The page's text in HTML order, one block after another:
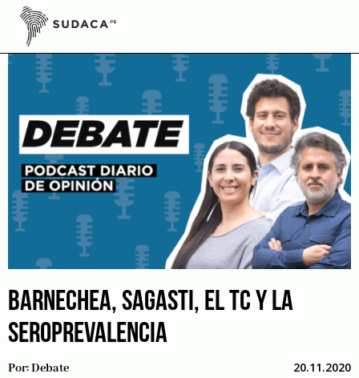
Skip
content
BARNECHEA, SAGASTI, EL TC Y LA
SEROPREVALENCIA
Por:Debate 20.11.2020